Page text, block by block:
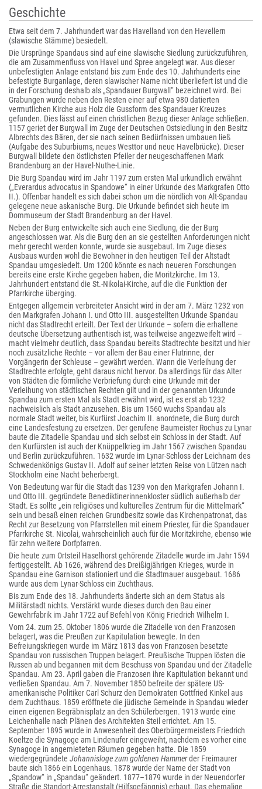
Geschichte
Etwa seit dem 7. Jahrhundert war das Havelland von den Hevellern
(slawische Stämme) besiedelt.
Die Ursprünge Spandaus sind auf eine slawische Siedlung zurückzuführen,
die am Zusammenfluss von Havel und Spree angelegt war. Aus dieser
unbefestigten Anlage entstand bis zum Ende des 10. Jahrhunderts eine
befestigte Burganlage, deren slawischer Name nicht überliefert ist und die
in der Forschung deshalb als „Spandauer Burgwall“ bezeichnet wird. Bei
Grabungen wurde neben den Resten einer auf etwa 980 datierten
vermutlichen Kirche aus Holz die Gussform des Spandauer Kreuzes
gefunden. Dies lässt auf einen christlichen Bezug dieser Anlage schließen.
1157 geriet der Burgwall im Zuge der Deutschen Ostsiedlung in den Besitz
Albrechts des Bären, der sie nach seinen Bedürfnissen umbauen ließ
(Aufgabe des Suburbiums, neues Westtor und neue Havelbrücke). Dieser
Burgwall bildete den östlichsten Pfeiler der neugeschaffenen Mark
Brandenburg an der Havel-Nuthe-Linie.
Die Burg Spandau wird im Jahr 1197 zum ersten Mal urkundlich erwähnt
(„Everardus advocatus in Spandowe“ in einer Urkunde des Markgrafen Otto
II.). Offenbar handelt es sich dabei schon um die nördlich von Alt-Spandau
gelegene neue askanische Burg. Die Urkunde befindet sich heute im
Dommuseum der Stadt Brandenburg an der Havel.
Neben der Burg entwickelte sich auch eine Siedlung, die der Burg
angeschlossen war. Als die Burg den an sie gestellten Anforderungen nicht
mehr gerecht werden konnte, wurde sie ausgebaut. Im Zuge dieses
Ausbaus wurden wohl die Bewohner in den heutigen Teil der Altstadt
Spandau umgesiedelt. Um 1200 könnte es nach neueren Forschungen
bereits eine erste Kirche gegeben haben, die Moritzkirche. Im 13.
Jahrhundert entstand die St.-Nikolai-Kirche, auf die die Funktion der
Pfarrkirche überging.
Entgegen allgemein verbreiteter Ansicht wird in der am 7. März 1232 von
den Markgrafen Johann I. und Otto III. ausgestellten Urkunde Spandau
nicht das Stadtrecht erteilt. Der Text der Urkunde – sofern die erhaltene
deutsche Übersetzung authentisch ist, was teilweise angezweifelt wird –
macht vielmehr deutlich, dass Spandau bereits Stadtrechte besitzt und hier
noch zusätzliche Rechte – vor allem der Bau einer Flutrinne, der
Vorgängerin der Schleuse – gewährt werden. Wann die Verleihung der
Stadtrechte erfolgte, geht daraus nicht hervor. Da allerdings für das Alter
von Städten die förmliche Verbriefung durch eine Urkunde mit der
Verleihung von städtischen Rechten gilt und in der genannten Urkunde
Spandau zum ersten Mal als Stadt erwähnt wird, ist es erst ab 1232
nachweislich als Stadt anzusehen. Bis um 1560 wuchs Spandau als
normale Stadt weiter, bis Kurfürst Joachim II. anordnete, die Burg durch
eine Landesfestung zu ersetzen. Der gerufene Baumeister Rochus zu Lynar
baute die Zitadelle Spandau und sich selbst ein Schloss in der Stadt. Auf
den Kurfürsten ist auch der Knüppelkrieg im Jahr 1567 zwischen Spandau
und Berlin zurückzuführen. 1632 wurde im Lynar-Schloss der Leichnam des
Schwedenkönigs Gustav II. Adolf auf seiner letzten Reise von Lützen nach
Stockholm eine Nacht beherbergt.
Von Bedeutung war für die Stadt das 1239 von den Markgrafen Johann I.
und Otto III. gegründete Benediktinerinnenkloster südlich außerhalb der
Stadt. Es sollte „ein religiöses und kulturelles Zentrum für die Mittelmark“
sein und besaß einen reichen Grundbesitz sowie das Kirchenpatronat, das
Recht zur Besetzung von Pfarrstellen mit einem Priester, für die Spandauer
Pfarrkirche St. Nicolai, wahrscheinlich auch für die Moritzkirche, ebenso wie
für zehn weitere Dorfpfarren.
Die heute zum Ortsteil Haselhorst gehörende Zitadelle wurde im Jahr 1594
fertiggestellt. Ab 1626, während des Dreißigjährigen Krieges, wurde in
Spandau eine Garnison stationiert und die Stadtmauer ausgebaut. 1686
wurde aus dem Lynar-Schloss ein Zuchthaus.
Bis zum Ende des 18. Jahrhunderts änderte sich an dem Status als
Militärstadt nichts. Verstärkt wurde dieses durch den Bau einer
Gewehrfabrik im Jahr 1722 auf Befehl von König Friedrich Wilhelm I.
Vom 24. zum 25. Oktober 1806 wurde die Zitadelle von den Franzosen
belagert, was die Preußen zur Kapitulation bewegte. In den
Befreiungskriegen wurde im März 1813 das von Franzosen besetzte
Spandau von russischen Truppen belagert. Preußische Truppen lösten die
Russen ab und begannen mit dem Beschuss von Spandau und der Zitadelle
Spandau. Am 23. April gaben die Franzosen ihre Kapitulation bekannt und
verließen Spandau. Am 7. November 1850 befreite der spätere US-
amerikanische Politiker Carl Schurz den Demokraten Gottfried Kinkel aus
dem Zuchthaus. 1859 eröffnete die jüdische Gemeinde in Spandau wieder
einen eigenen Begräbnisplatz an den Schülerbergen. 1913 wurde eine
Leichenhalle nach Plänen des Architekten Steil errichtet. Am 15.
September 1895 wurde in Anwesenheit des Oberbürgermeisters Friedrich
Koeltze die Synagoge am Lindenufer eingeweiht, nachdem es vorher eine
Synagoge in angemieteten Räumen gegeben hatte. Die 1859
wiedergegründete Johannisloge zum goldenen Hammerder Freimaurer
baute sich 1866 ein Logenhaus. 1878 wurde der Name der Stadt von
„Spandow“ in „Spandau“ geändert. 1877–1879 wurde in der Neuendorfer
Straße die Standort-Arrestanstalt (Hilfsgefängnis) erbaut. Das ehemalige